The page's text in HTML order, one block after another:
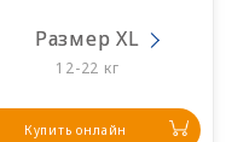
Размер XL
12-22 кг
Купить онлайн